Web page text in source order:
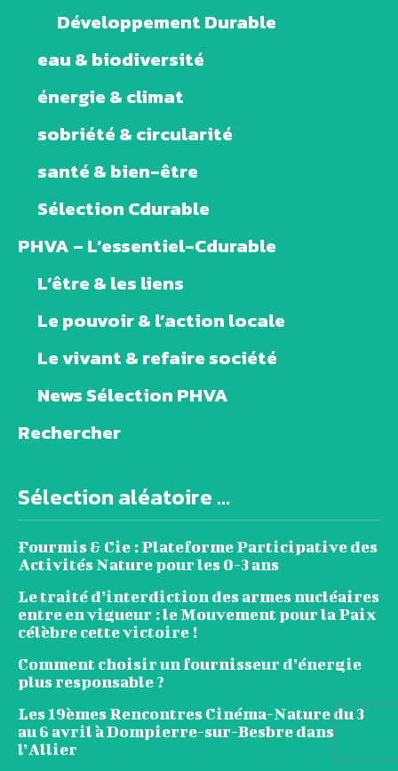
Développement Durable
eau & biodiversité
énergie & climat
sobriété & circularité
santé & bien-être
Sélection Cdurable
PHVA – L’essentiel-Cdurable
L’être & les liens
Le pouvoir & l’action locale
Le vivant & refaire société
News Sélection PHVA
Rechercher
Sélection aléatoire ...
Fourmis & Cie : Plateforme Participative des
Activités Nature pour les 0-3 ans
Le traité d’interdiction des armes nucléaires
entre en vigueur : le Mouvement pour la Paix
célèbre cette victoire !
Comment choisir un fournisseur d’énergie
plus responsable ?
Les 19èmes Rencontres Cinéma-Nature du 3
au 6 avril à Dompierre-sur-Besbre dans
l’Allier